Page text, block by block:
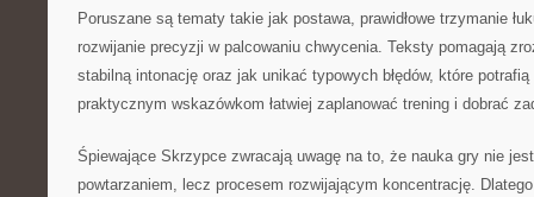
Poruszane są tematy takie jak postawa, prawidłowe trzymanie
rozwijanie precyzji w palcowaniu chwycenia. Teksty pomagają
stabilną intonację oraz jak unikać typowych błędów, które
praktycznym wskazówkom łatwiej zaplanować trening i dobrać
Śpiewające Skrzypce zwracają uwagę na to, że nauka gry nie
powtarzaniem, lecz procesem rozwijającym koncentrację.